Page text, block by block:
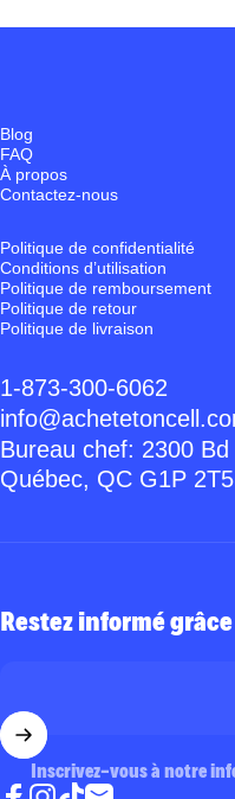
Blog
FAQ
À propos
Contactez-nous
Politique de confidentialité
Conditions d’utilisation
Politique de remboursement
Politique de retour
Politique de livraison
1-873-300-6062
Bureau chef: 2300
Québec, QC G1P 2T5
Restez informé
Inscrivez-vous à notre